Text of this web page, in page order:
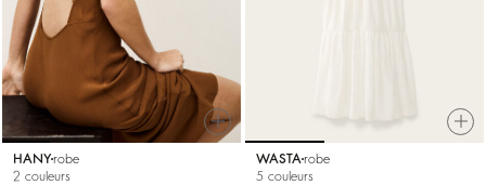
HANYrobe
2 couleurs
WASTA robe
5 couleurs